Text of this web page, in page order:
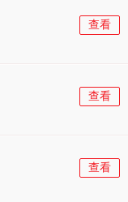
查看
查看
查看